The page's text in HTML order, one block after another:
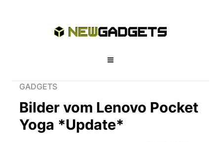
GADGETS
Bilder vom Lenovo Pocket
Yoga *Update*